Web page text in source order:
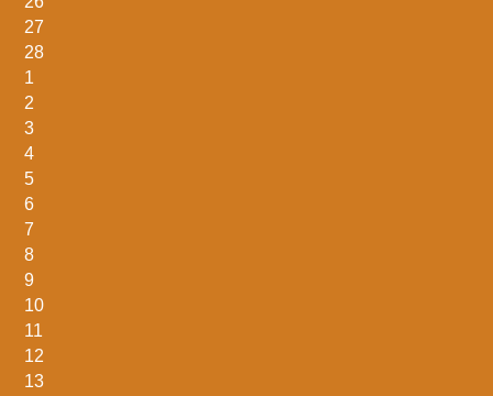
27
28
1
2
3
4
5
6
7
8
9
10
11
12
13